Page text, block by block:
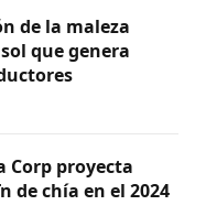
de la maleza
que genera
Corp proyecta
de chía en el 2024